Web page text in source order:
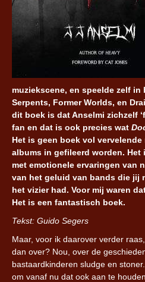
muziekscene, en speelde zelf
Serpents, Former Worlds, en
dit boek is dat Anselmi zichzelf
fan en dat is ook precies wat
Het is geen boek vol
albums in gefileerd worden. Het
met emotionele ervaringen van
van het geluid van bands die jij
het vizier had. Voor mij waren
Het is een fantastisch boek.
Tekst: Guido Segers
Maar, voor ik daarover verder
dan over? Nou, over de
bastaardkinderen sludge en
om vanaf nu dat ook aan te